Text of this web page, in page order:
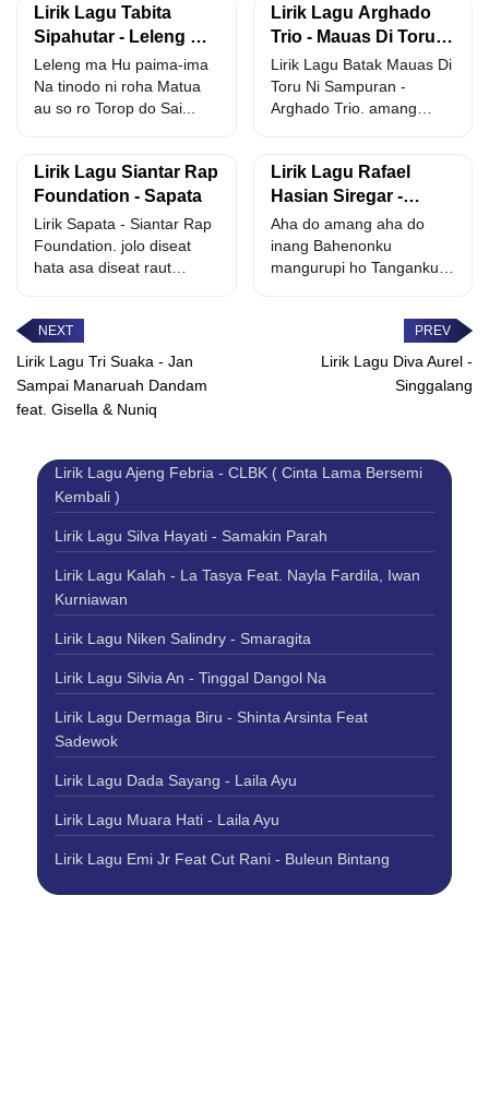
Lirik Lagu Tabita
Sipahutar - Leleng Ma
Hu Paima
Leleng ma Hu paima-ima
Na tinodo ni roha Matua
au so ro Torop do Sai...
Lirik Lagu Arghado
Trio - Mauas Di Toru
Ni Sampuran
Lirik Lagu Batak Mauas Di
Toru Ni Sampuran -
Arghado Trio. amang
Lirik Lagu Siantar Rap
Foundation - Sapata
Lirik Sapata - Siantar Rap
Foundation. jolo diseat
hata asa diseat raut
Lirik Lagu Rafael
Hasian Siregar -
Damang Dainang Na
Loja I
Aha do amang aha do
inang Bahenonku
mangurupi ho Tanganku
Lirik Lagu Tri Suaka - Jan
Sampai Manaruah Dandam
feat. Gisella & Nuniq
Lirik Lagu Diva Aurel -
Singgalang
Lirik Lagu Ajeng Febria - CLBK ( Cinta Lama Bersemi
Kembali )
Lirik Lagu Silva Hayati - Samakin Parah
Lirik Lagu Kalah - La Tasya Feat. Nayla Fardila, Iwan
Kurniawan
Lirik Lagu Niken Salindry - Smaragita
Lirik Lagu Silvia An - Tinggal Dangol Na
Lirik Lagu Dermaga Biru - Shinta Arsinta Feat
Sadewok
Lirik Lagu Dada Sayang - Laila Ayu
Lirik Lagu Muara Hati - Laila Ayu
Lirik Lagu Emi Jr Feat Cut Rani - Buleun Bintang